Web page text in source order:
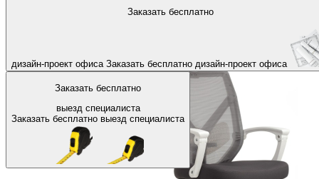
Заказать бесплатно
дизайн-проект офиса Заказать бесплатно дизайн-проект офиса
Заказать бесплатно
выезд специалиста
Заказать бесплатно выезд специалиста